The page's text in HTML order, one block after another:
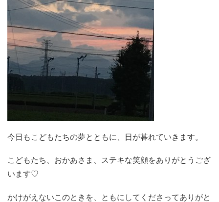
今日もこどもたちの夢とともに、日が暮れていきます。
こどもたち、おかあさま、ステキな笑顔をありがとうござ
います♡
かけがえないこのときを、ともにしてくださってありがと